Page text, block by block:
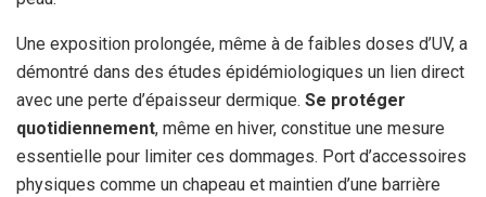
Une exposition prolongée, même à de faibles doses d’UV, a
démontré dans des études épidémiologiques un lien direct
avec une perte d’épaisseur dermique. Se protéger
quotidiennement, même en hiver, constitue une mesure
essentielle pour limiter ces dommages. Port d’accessoires
physiques comme un chapeau et maintien d’une barrière